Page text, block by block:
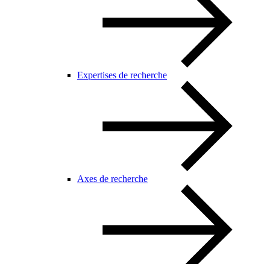
Expertises de recherche
Axes de recherche